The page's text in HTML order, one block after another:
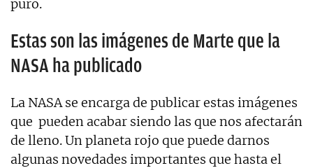
puro.
Estas son las imágenes de Marte que la
NASA ha publicado
La NASA se encarga de publicar estas imágenes
que pueden acabar siendo las que nos afectarán
de lleno. Un planeta rojo que puede darnos
algunas novedades importantes que hasta el